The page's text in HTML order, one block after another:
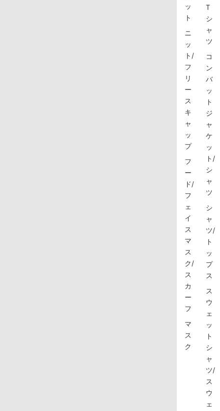
ッ
ト
ニ
ッ
ト/
フ
リ
ー
ス
キ
ャ
ッ
プ
フ
ー
ド/
フ
ェ
イ
ス
マ
ス
ク/
ス
カ
ー
フ
マ
ス
ク
T
シ
ャ
ツ
コ
ン
バ
ッ
ト
ジ
ャ
ケ
ッ
ト/
シ
ャ
ツ
シ
ャ
ツ/
ト
ッ
プ
ス
ス
ウ
ェ
ッ
ト
シ
ャ
ツ/
ス
ウ
ェ